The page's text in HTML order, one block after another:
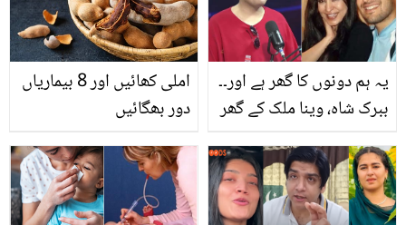
فائدے
املی کھائیں اور 8 بیماریاں
دور بھگائیں
یہ ہم دونوں کا گھر ہے اور۔۔
ببرک شاہ، وینا ملک کے گھر
کے انکشاف سے مداح
حیران